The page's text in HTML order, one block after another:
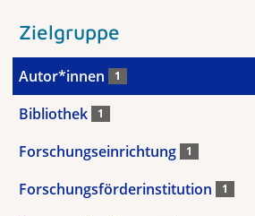
Zielgruppe
Autor*innen 1
Bibliothek 1
Forschungseinrichtung 1
Forschungsförderinstitution 1